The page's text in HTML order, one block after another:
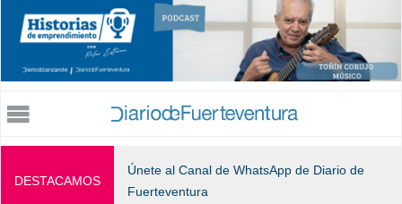
Jump to navigation
DESTACAMOS
Únete al Canal de WhatsApp de Diario de
Fuerteventura